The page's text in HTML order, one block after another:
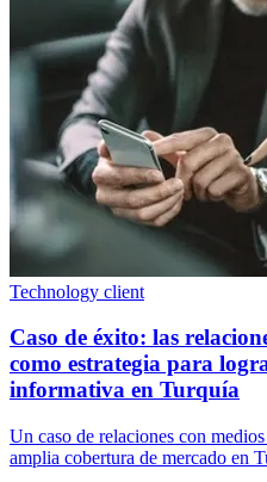
Technology client
Caso de éxito: las
como estrategia para
informativa en Turquía
Un caso de relaciones con
amplia cobertura de mercado en